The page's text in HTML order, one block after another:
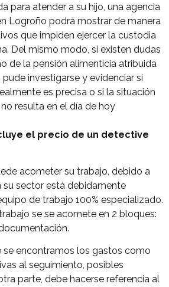
para atender a su hijo, una agencia
Logroño podrá mostrar de manera
que impiden ejercer la custodia
Del mismo modo, si existen dudas
de la pensión alimenticia atribuida
pude investigarse y evidenciar si
es precisa o si la situación
resulta en el día de hoy
el precio de un detective
acometer su trabajo, debido a
su sector está debidamente
de trabajo 100% especializado.
se se acomete en 2 bloques:
se encontramos los gastos como
al seguimiento, posibles
parte, debe hacerse referencia al